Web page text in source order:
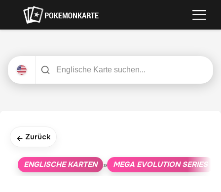
← Zurück
ENGLISCHE KARTEN » MEGA EVOLUTION SERIES